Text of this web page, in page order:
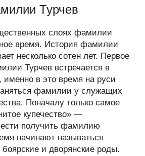
Турчев
слоях фамилии
время. История фамилии
несколько сотен лет. Первое
Турчев встречается в
в это время на руси
фамилии у служащих
Поначалу только самое
купечество» —
получить фамилию
начинают называться
и дворянские роды.